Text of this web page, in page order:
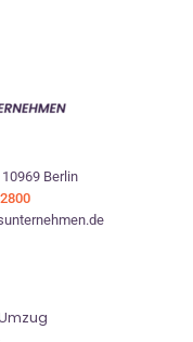
Berlin